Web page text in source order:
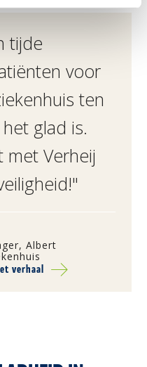
tijde
voor
ten
glad is.
Verheij
Albert
verhaal